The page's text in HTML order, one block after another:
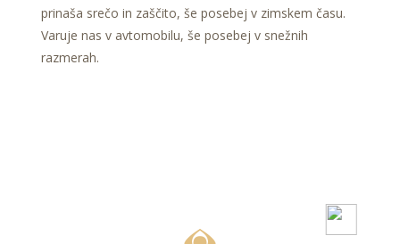
prinaša srečo in zaščito, še posebej v zimskem času.
Varuje nas v avtomobilu, še posebej v snežnih
razmerah.